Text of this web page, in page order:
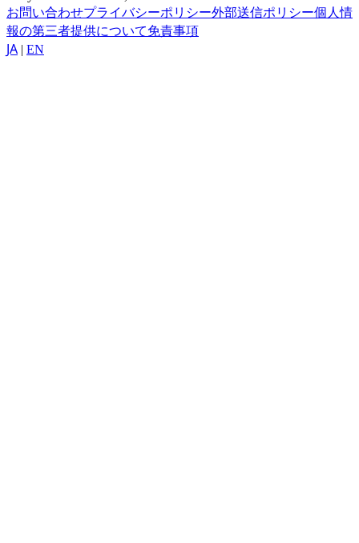
お問い合わせプライバシーポリシー外部送信ポリシー個人情
報の第三者提供について免責事項
JA | EN